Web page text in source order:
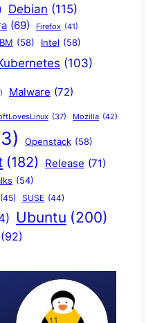
Debian (115)
(69) Firefox (41)
(58) Intel (58)
(103)
Malware (72)
(37) Mozilla (42)
Openstack (58)
(182) Release (71)
(54)
(45) SUSE (44)
Ubuntu (200)
(92)